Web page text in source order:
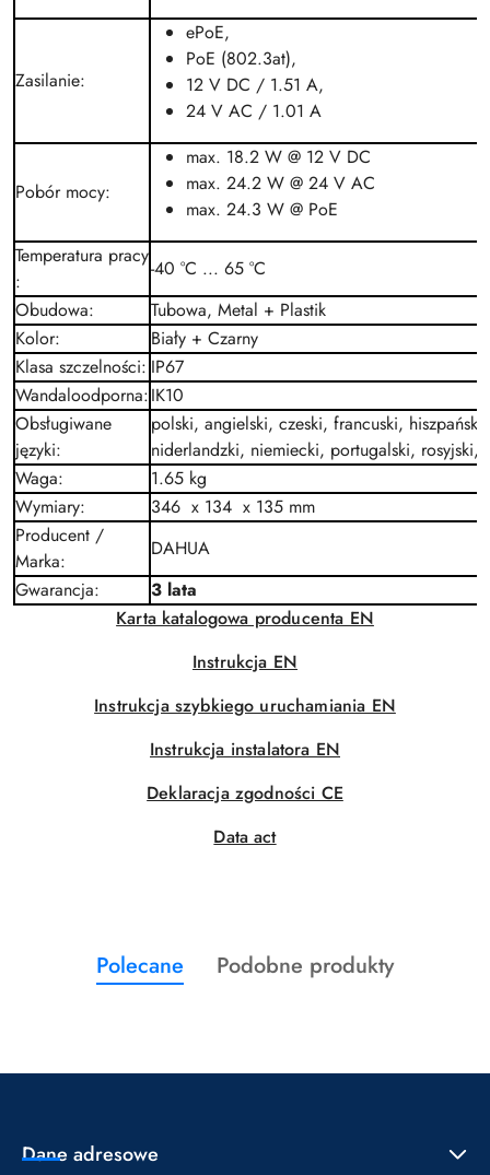
Zasilanie:
ePoE,
PoE (802.3at),
12 V DC / 1.51 A,
24 V AC / 1.01 A
Pobór mocy:
max. 18.2 W @ 12 V DC
max. 24.2 W @ 24 V AC
max. 24.3 W @ PoE
Temperatura pracy
:
-40 °C ... 65 °C
Obudowa:
Tubowa, Metal + Plastik
Kolor:
Biały + Czarny
Klasa szczelności: IP67
Wandaloodporna:IK10
Obsługiwane
języki:
polski, angielski, czeski, francuski, hiszpański,
niderlandzki, niemiecki, portugalski, rosyjski,
Waga:
1.65 kg
Wymiary:
346 x 134 x 135 mm
Producent /
Marka:
DAHUA
Gwarancja:
3 lata
Karta katalogowa producenta EN
Instrukcja EN
Instrukcja szybkiego uruchamiania EN
Instrukcja instalatora EN
Deklaracja zgodności CE
Data act
Pomiń karuzelę produktów
Produkty
o
Polecane
Produkty
Podobne produkty
Dane adresowe